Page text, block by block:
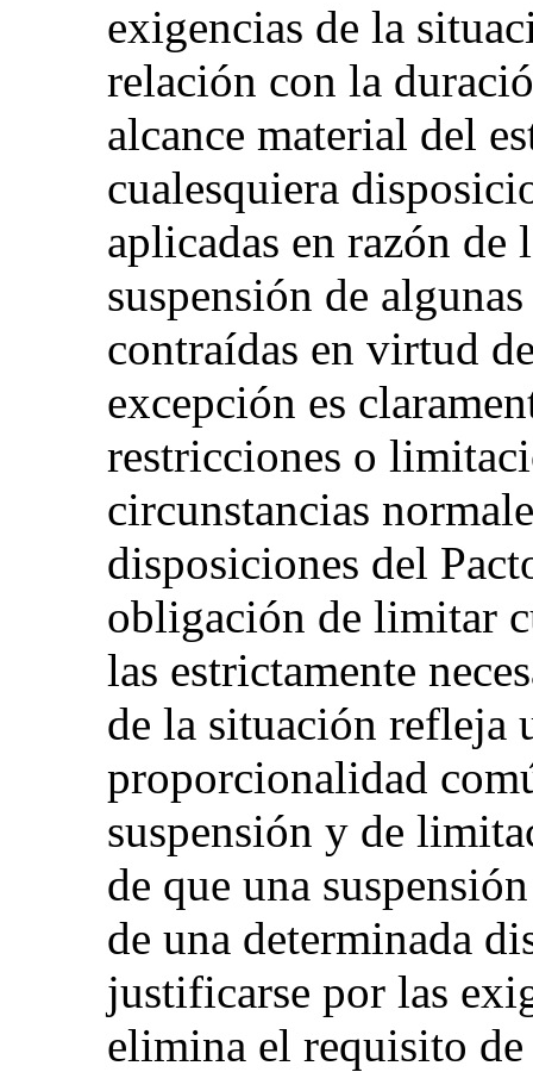
exigencias de la
relación con la
alcance material del
cualesquiera
aplicadas en razón de
suspensión de
contraídas en virtud
excepción es
restricciones o
circunstancias
disposiciones del
obligación de limitar
las estrictamente
de la situación refleja
proporcionalidad
suspensión y de
de que una
de una determinada
justificarse por las
elimina el requisito de